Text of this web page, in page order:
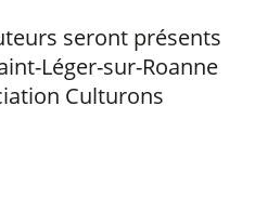
seront présents
Léger-sur-Roanne
Culturons